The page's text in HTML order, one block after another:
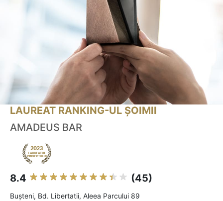
LAUREAT RANKING-UL ȘOIMII
AMADEUS BAR
8.4 (45)
Buşteni, Bd. Libertatii, Aleea Parcului 89